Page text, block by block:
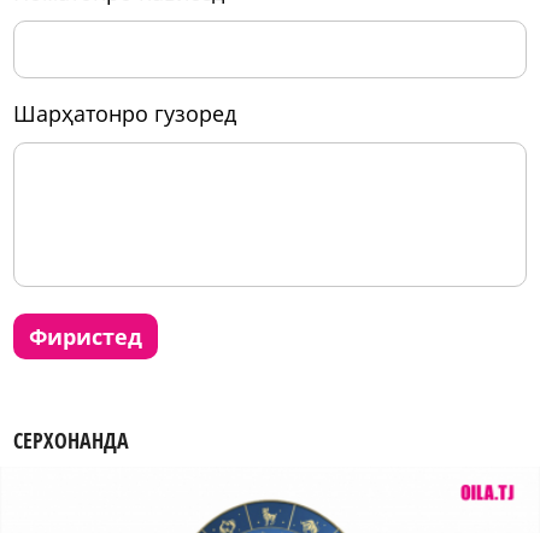
шарҳатонро гузоред
фиристед
СЕРХОНАНДА